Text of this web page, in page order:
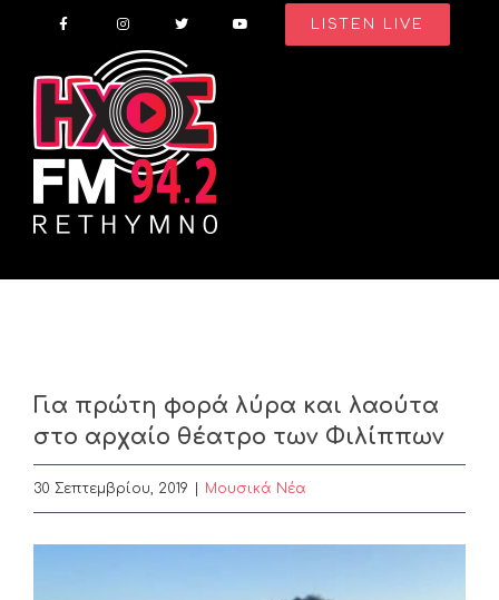
content
LISTEN LIVE
Για πρώτη φορά λύρα και λαούτα
στο αρχαίο θέατρο των Φιλίππων
30 Σεπτεμβρίου, 2019 Μουσικά Νέα